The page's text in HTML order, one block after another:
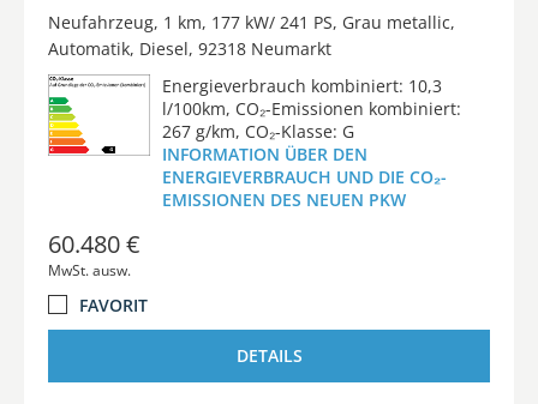
Neufahrzeug 1 km 177 kW/ 241 PS Grau metallic
Automatik Diesel 92318 Neumarkt
Energieverbrauch kombiniert: 10,3
l/100km, CO₂-Emissionen kombiniert:
267 g/km, CO₂-Klasse: G
INFORMATION ÜBER DEN
ENERGIEVERBRAUCH UND DIE CO₂-
EMISSIONEN DES NEUEN PKW
60.480 €
MwSt. ausw.
FAVORIT
DETAILS